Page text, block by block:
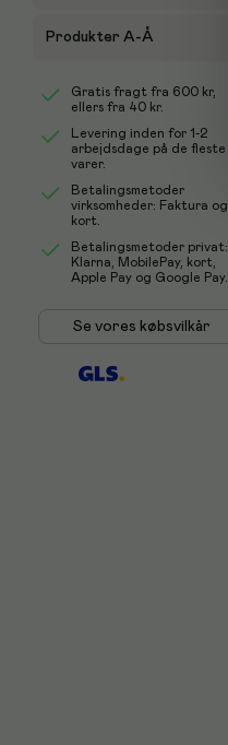
Produkter A-Å
Gratis fragt fra 600 kr,
ellers fra 40 kr.
Levering inden for 1-2
arbejdsdage på de fleste
varer.
Betalingsmetoder
virksomheder: Faktura og
kort.
Betalingsmetoder privat:
Klarna, MobilePay, kort,
Apple Pay og Google Pay.
Se vores købsvilkår